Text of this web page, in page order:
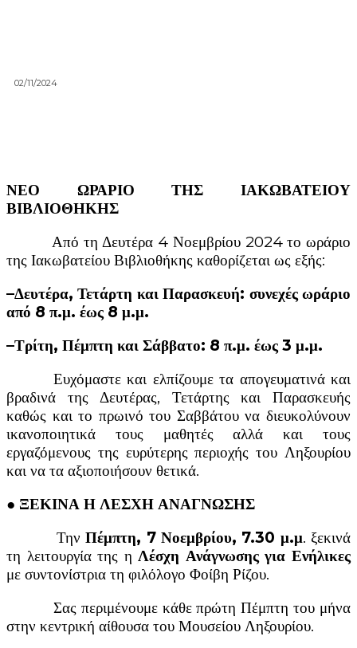
02/11/2024
ΝΕΟ ΩΡΑΡΙΟ ΤΗΣ ΙΑΚΩΒΑΤΕΙΟΥ
ΒΙΒΛΙΟΘΗΚΗΣ
Από τη Δευτέρα 4 Νοεμβρίου 2024 το ωράριο
της Ιακωβατείου Βιβλιοθήκης καθορίζεται ως εξής:
–Δευτέρα, Τετάρτη και Παρασκευή: συνεχές ωράριο
από 8 π.μ. έως 8 μ.μ.
–Τρίτη, Πέμπτη και Σάββατο: 8 π.μ. έως 3 μ.μ.
Ευχόμαστε και ελπίζουμε τα απογευματινά και
βραδινά της Δευτέρας, Τετάρτης και Παρασκευής
καθώς και το πρωινό του Σαββάτου να διευκολύνουν
ικανοποιητικά τους μαθητές αλλά και τους
εργαζόμενους της ευρύτερης περιοχής του Ληξουρίου
και να τα αξιοποιήσουν θετικά.
● ΞΕΚΙΝΑ Η ΛΕΣΧΗ ΑΝΑΓΝΩΣΗΣ
ΤηνΠέμπτη, 7 Νοεμβρίου, 7.30 μ.μ. ξεκινά
τη λειτουργία της ηΛέσχη Ανάγνωσης για Ενήλικες
με συντονίστρια τη φιλόλογο Φοίβη Ρίζου.
Σας περιμένουμε κάθε πρώτη Πέμπτη του μήνα
στην κεντρική αίθουσα του Μουσείου Ληξουρίου.